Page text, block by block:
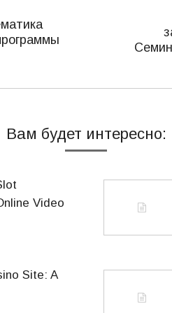
Вам будет интересно:
Video
Site: A